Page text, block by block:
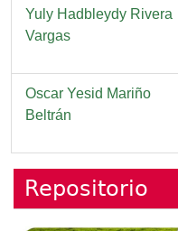
Nombre
Yuly Hadbleydy Rivera
Vargas
Nombre
Oscar Yesid Mariño
Beltrán
Repositorio